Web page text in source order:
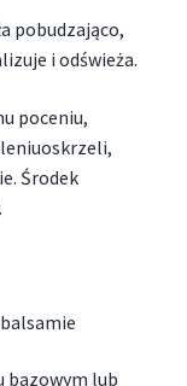
pobudzająco,
i odświeża.
poceniu,
Środek
bazowym lub